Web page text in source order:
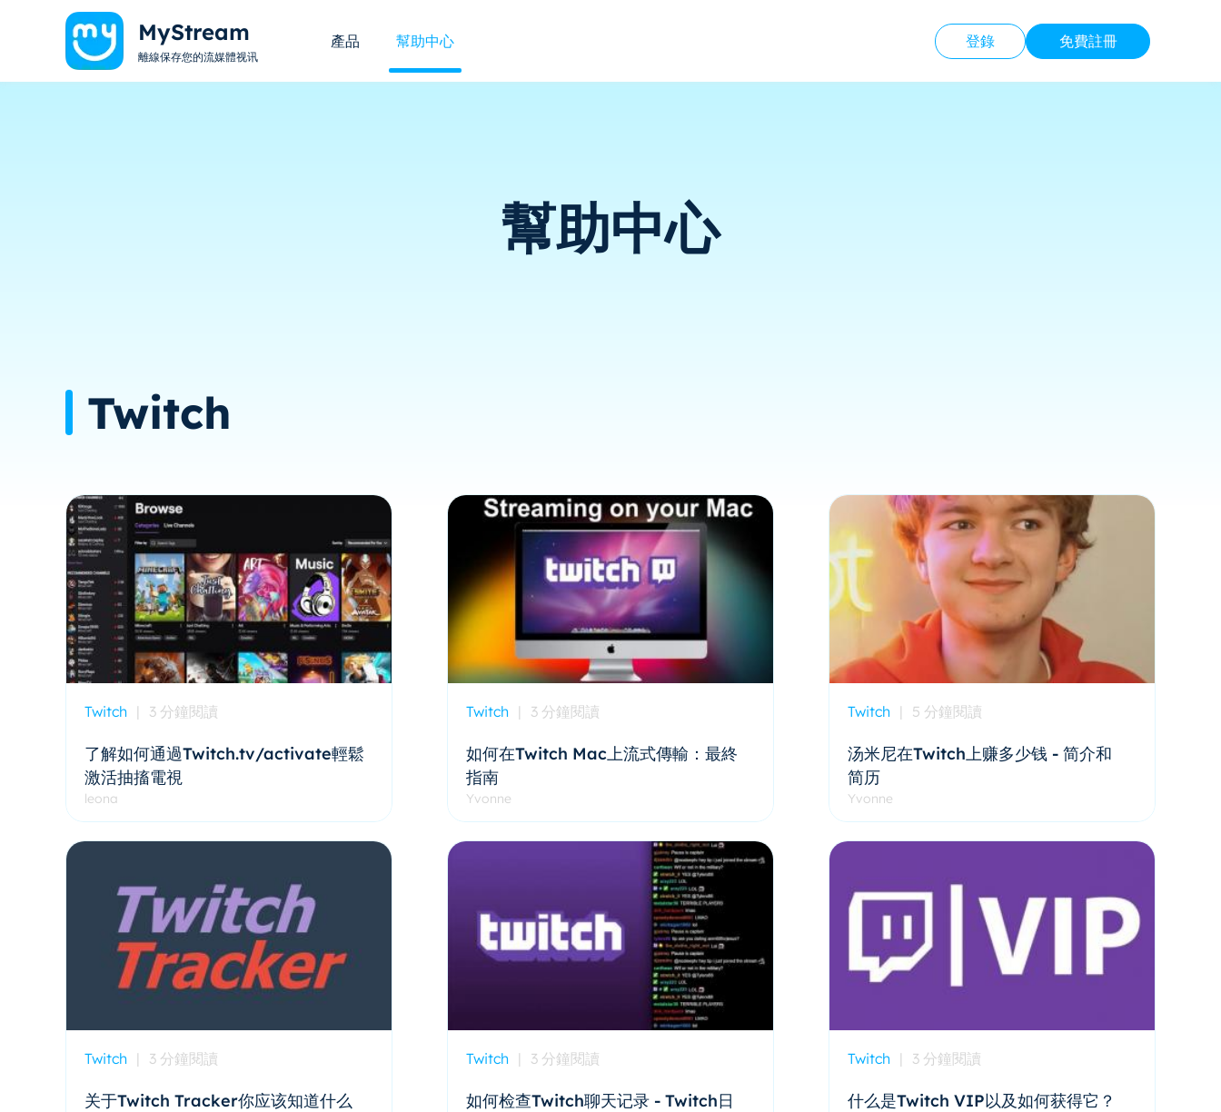
MyStream
離線保存您的流媒體视讯
產品 幫助中心 登錄 免費註冊
幫助中心
Twitch
Twitch | 3 分鐘閱讀
了解如何通過Twitch.tv/activate輕鬆
激活抽搐電視
leona
Twitch | 3 分鐘閱讀
如何在Twitch Mac上流式傳輸：最終
指南
Yvonne
Twitch | 5 分鐘閱讀
汤米尼在Twitch上赚多少钱 - 简介和
简历
Yvonne
Twitch | 3 分鐘閱讀
关于Twitch Tracker你应该知道什么
Twitch | 3 分鐘閱讀
如何检查Twitch聊天记录 - Twitch日
Twitch | 3 分鐘閱讀
什么是Twitch VIP以及如何获得它？